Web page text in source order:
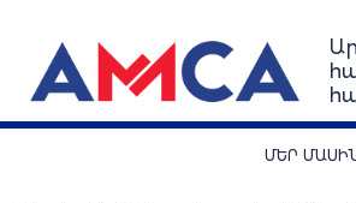
ՄԵՐ